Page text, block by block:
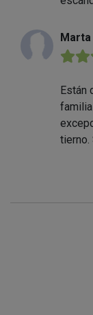
Marta
Están
tierno.